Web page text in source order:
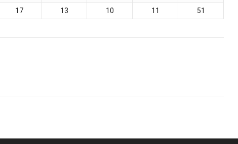
17 13 10 11 51